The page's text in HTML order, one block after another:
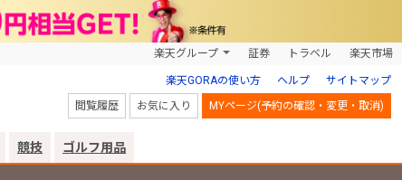
楽天グループ 証券 トラベル 楽天市場
楽天GORAの使い方 ヘルプ サイトマップ
閲覧履歴 お気に入り MYページ(予約の確認・変更・取消)
競技 ゴルフ用品